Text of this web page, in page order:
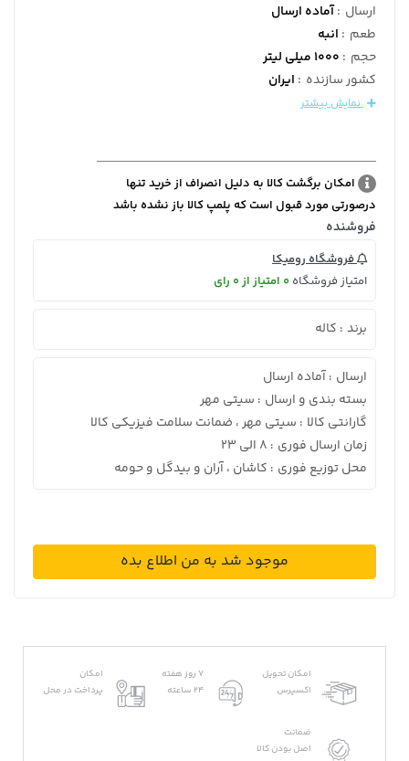
ارسال :آماده ارسال
طعم : انبه
حجم : 1000 میلی لیتر
کشور سازنده : ایران
نمایش بیشتر
امکان برگشت کالا به دلیل انصراف از خرید تنها
درصورتی مورد قبول است که پلمپ کالا باز نشده باشد
فروشنده
فروشگاه رومیکا
امتیاز فروشگاه 0 امتیاز از 0 رای
برند : کاله
ارسال : آماده ارسال
بسته بندی و ارسال : سیتی مهر
گارانتی کالا : سیتی مهر ، ضمانت سلامت فیزیکی کالا
زمان ارسال فوری : 8 الی 23
محل توزیع فوری : کاشان ، آران و بیدگل و حومه
موجود شد به من اطلاع بده
امکان تحویل
اکسپرس
7 روز هفته
24 ساعته
امکان
پرداخت در محل
ضمانت
اصل بودن کالا